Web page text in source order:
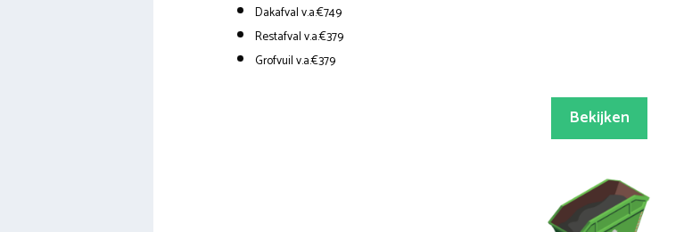
Dakafval v.a.€749
Restafval v.a.€379
Grofvuil v.a.€379
Bekijken